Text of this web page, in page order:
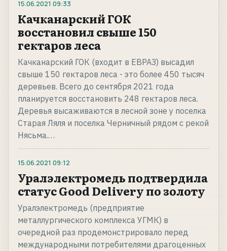
15.06.2021 09:33
Качканарский ГОК
восстановил свыше 150
гектаров леса
Качканарский ГОК (входит в ЕВРАЗ) высадил
свыше 150 гектаров леса - это более 450 тысяч
деревьев. Всего до сентября 2021 года
планируется восстановить 248 гектаров леса.
Деревья высаживаются в лесной зоне у поселка
Старая Ляля и поселка Черничный рядом с рекой
Нясьма.…
15.06.2021 09:12
Уралэлектромедь подтвердила
статус Good Delivery по золоту
Уралэлектромедь (предприятие
металлургического комплекса УГМК) в
очередной раз продемонстрировало перед
международными потребителями драгоценных